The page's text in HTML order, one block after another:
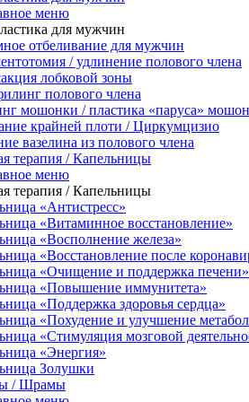
меню
для мужчин
отбеливание для мужчин
/ удлинение полового члена
лобковой зоны
полового члена
мошонки / пластика «паруса»
крайней плоти / Циркумцизио
вазелина из полового члена
терапия / Капельницы
меню
терапия / Капельницы
«Антистресс»
«Витаминное восстановление»
«Восполнение железа»
«Восстановление после
«Очищение и поддержка печени»
«Повышение иммунитета»
«Поддержка здоровья сердца»
«Похудение и улучшение
«Стимуляция мозговой
«Энергия»
Золушки
/ Шрамы